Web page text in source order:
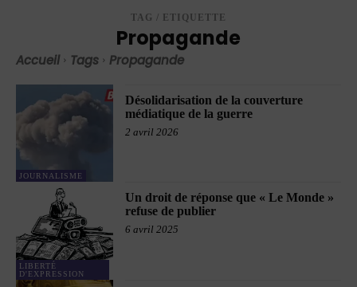
TAG / ETIQUETTE
Propagande
Accueil Tags Propagande
JOURNALISME
Désolidarisation de la couverture
médiatique de la guerre
2 avril 2026
LIBERTÉ
D'EXPRESSION
Un droit de réponse que « Le Monde »
refuse de publier
6 avril 2025